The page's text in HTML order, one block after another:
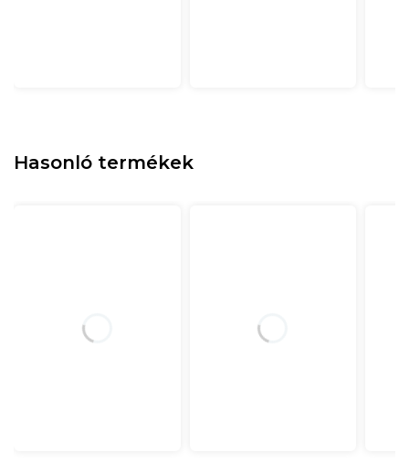
Hasonló termékek